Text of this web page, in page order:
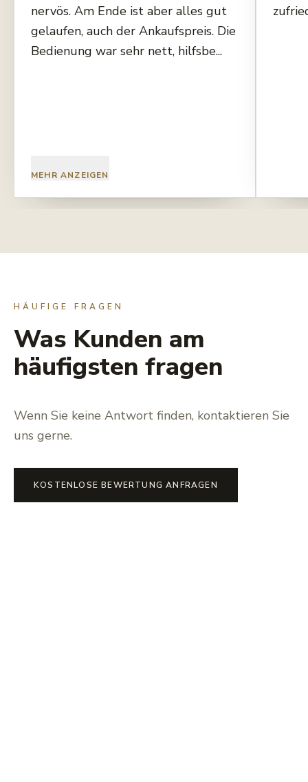
nervös. Am Ende ist aber alles gut
gelaufen, auch der Ankaufspreis. Die
Bedienung war sehr nett, hilfsbe...
MEHR ANZEIGEN
HÄUFIGE FRAGEN
Was Kunden am
häufigsten fragen
Wenn Sie keine Antwort finden, kontaktieren Sie
uns gerne.
KOSTENLOSE BEWERTUNG ANFRAGEN